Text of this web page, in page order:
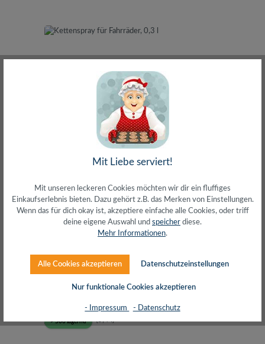
Kettenspray für Fahrräder, 0,3 l
Regulärer Preis:
4,00 €
inkl. MwSt. zzgl. Versand (gratis ab 50€)
> 500 lagernd
Mit Liebe serviert!
Mit unseren leckeren Cookies möchten wir dir ein fluffiges
Einkaufserlebnis bieten. Dazu gehört z.B. das Merken von Einstellungen.
Wenn das für dich okay ist, akzeptiere einfache alle Cookies, oder triff
deine eigene Auswahl und speicher diese.
Mehr Informationen.
Alle Cookies akzeptieren Datenschutzeinstellungen
Nur funktionale Cookies akzeptieren
- Impressum - Datenschutz